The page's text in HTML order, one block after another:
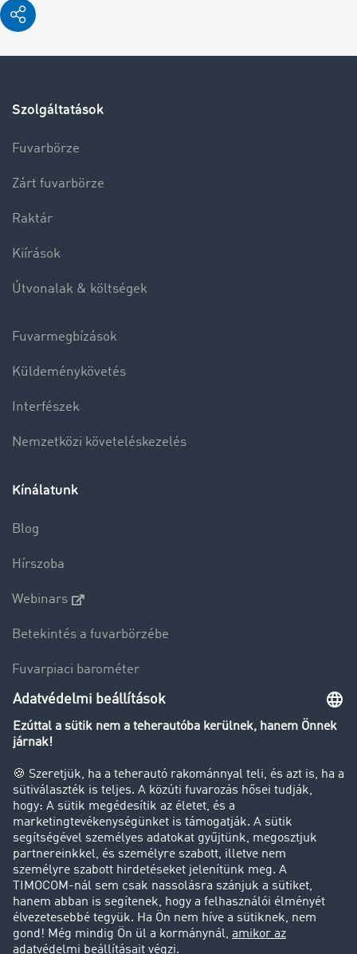
Szolgáltatások
Fuvarbörze
Zárt fuvarbörze
Raktár
Kiírások
Útvonalak & költségek
Fuvarmegbízások
Küldeménykövetés
Interfészek
Nemzetközi követeléskezelés
Kínálatunk
Blog
Hírszoba
Webinars
Betekintés a fuvarbörzébe
Fuvarpiaci barométer
Transzportlexikon
Tehergépkocsi-forgalomkorlátozás
Cég
Sikertörténetek
Ügyfél hoz ügyfelet
Jogi információk
Impresszum